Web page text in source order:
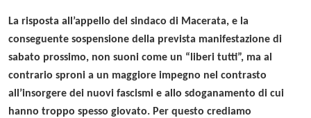
La risposta all’appello del sindaco di Macerata, e la
conseguente sospensione della prevista manifestazione di
sabato prossimo, non suoni come un “liberi tutti”, ma al
contrario sproni a un maggiore impegno nel contrasto
all’insorgere dei nuovi fascismi e allo sdoganamento di cui
hanno troppo spesso giovato. Per questo crediamo